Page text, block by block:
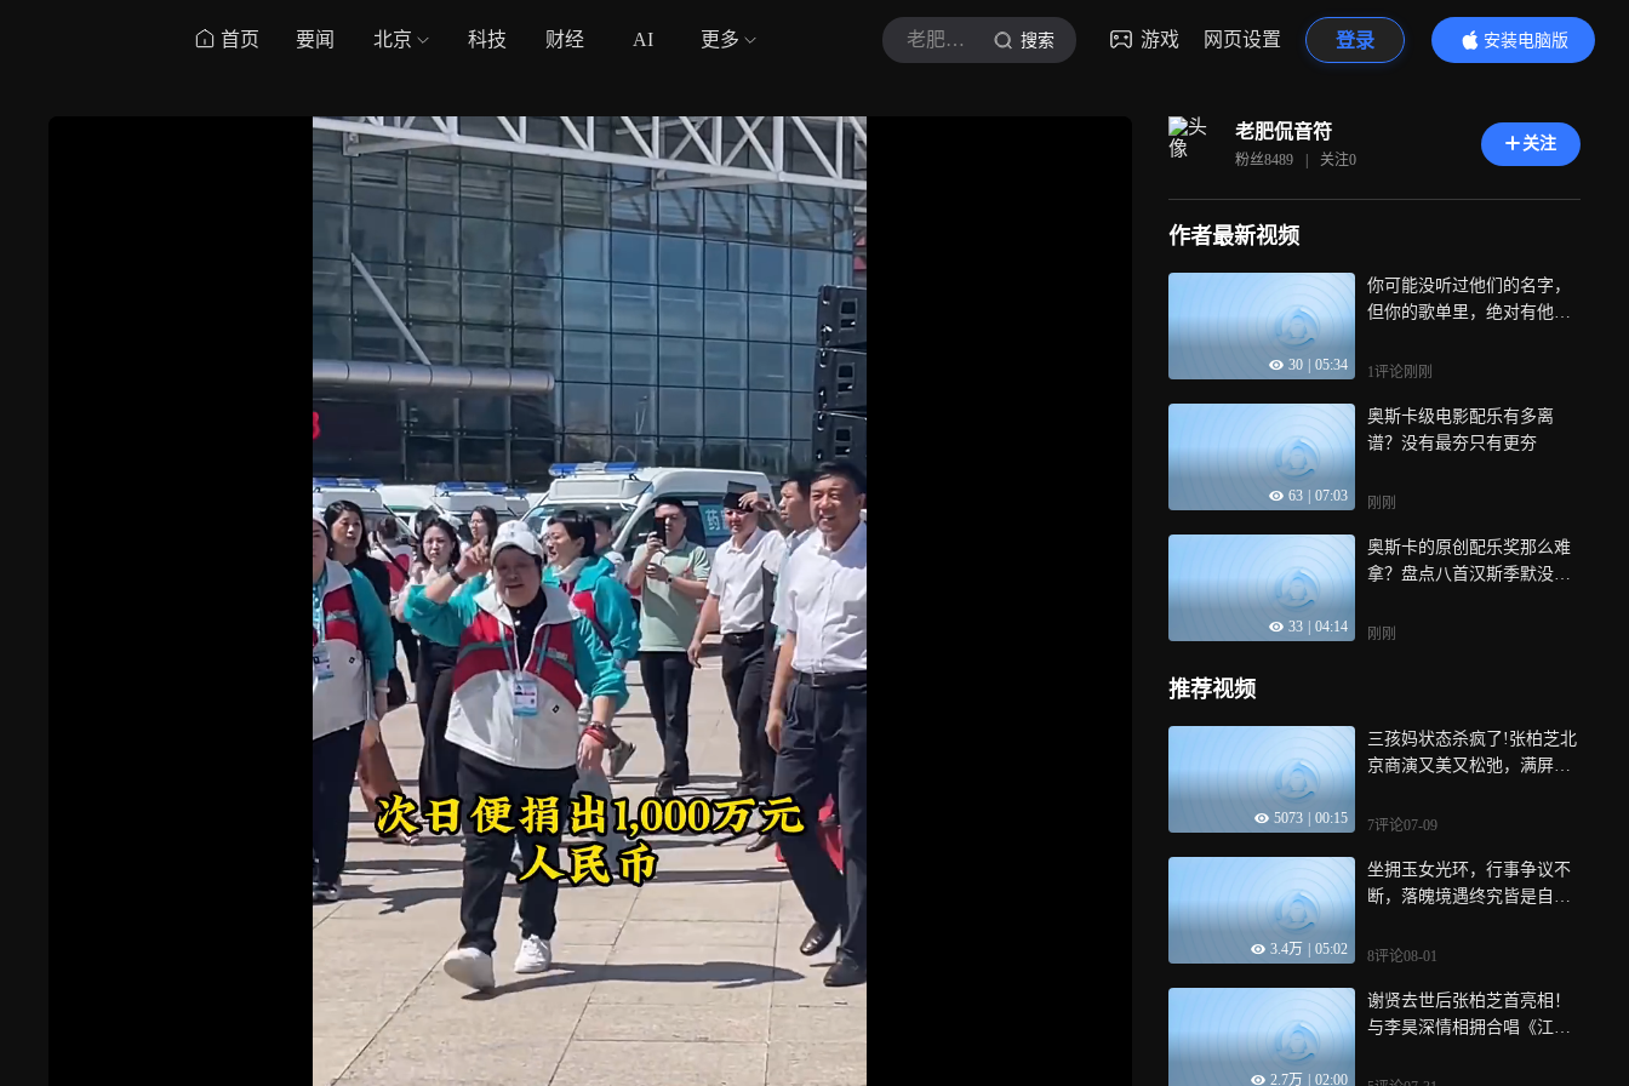
首页 要闻 北京 科技 财经 AI 更多 老肥侃音符 搜索 游戏 网页设置 登录
安装电脑版
内容更精彩
老肥侃音符
粉丝8489 | 关注0
关注
作者最新视频
30 05:34
你可能没听过他们的名字，
但你的歌单里，绝对有他们
1评论刚刚
63 07:03
奥斯卡级电影配乐有多离
谱？没有最夯只有更夯
刚刚
33 04:14
奥斯卡的原创配乐奖那么难
拿？盘点八首汉斯季默没有
刚刚
推荐视频
5073 00:15
三孩妈状态杀疯了!张柏芝北
京商演又美又松弛，满屏都
7评论07-09
3.4万 05:02
坐拥玉女光环，行事争议不
断，落魄境遇终究皆是自身
8评论08-01
2.7万 02:00
谢贤去世后张柏芝首亮相！
与李昊深情相拥合唱《江湖